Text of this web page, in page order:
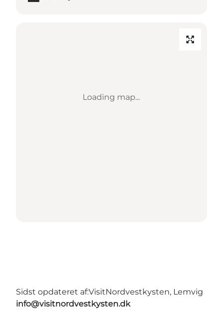
Loading map...
Sidst opdateret af:VisitNordvestkysten, Lemvig
info@visitnordvestkysten.dk